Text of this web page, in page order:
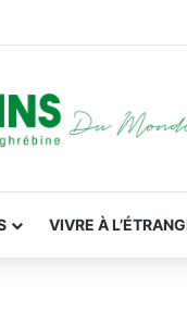
VIVRE À